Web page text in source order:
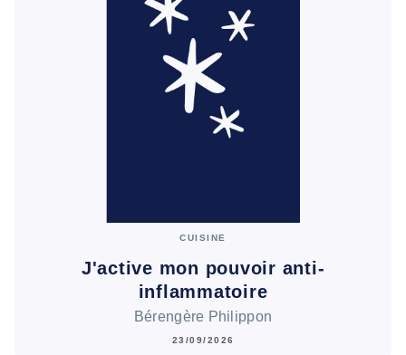
CUISINE
J'active mon pouvoir anti-
inflammatoire
Bérengère Philippon
23/09/2026